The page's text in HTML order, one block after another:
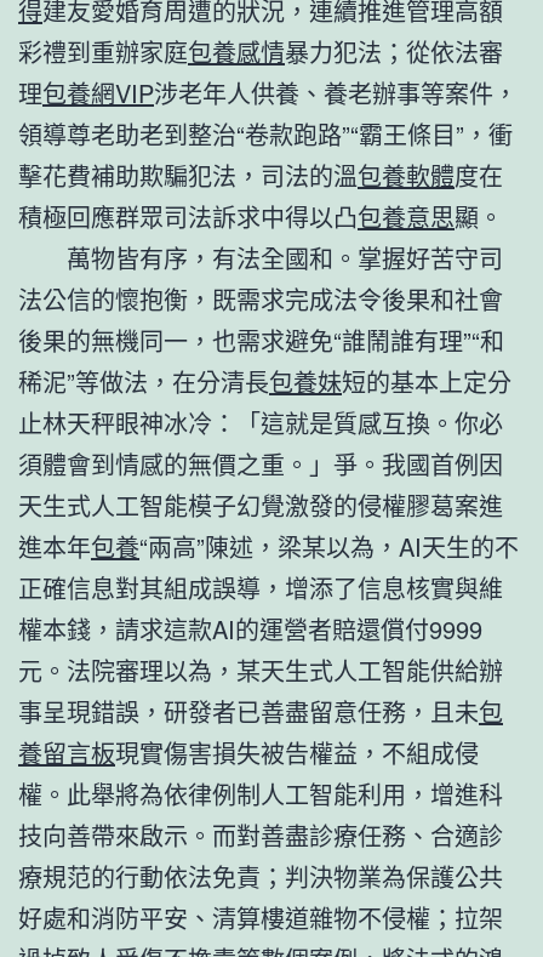
得建友愛婚育周遭的狀況，連續推進管理高額
彩禮到重辦家庭包養感情暴力犯法；從依法審
理包養網VIP涉老年人供養、養老辦事等案件，
領導尊老助老到整治“卷款跑路”“霸王條目”，衝
擊花費補助欺騙犯法，司法的溫包養軟體度在
積極回應群眾司法訴求中得以凸包養意思顯。
萬物皆有序，有法全國和。掌握好苦守司
法公信的懷抱衡，既需求完成法令後果和社會
後果的無機同一，也需求避免“誰鬧誰有理”“和
稀泥”等做法，在分清長包養妹短的基本上定分
止林天秤眼神冰冷：「這就是質感互換。你必
須體會到情感的無價之重。」爭。我國首例因
天生式人工智能模子幻覺激發的侵權膠葛案進
進本年包養“兩高”陳述，梁某以為，AI天生的不
正確信息對其組成誤導，增添了信息核實與維
權本錢，請求這款AI的運營者賠還償付9999
元。法院審理以為，某天生式人工智能供給辦
事呈現錯誤，研發者已善盡留意任務，且未包
養留言板現實傷害損失被告權益，不組成侵
權。此舉將為依律例制人工智能利用，增進科
技向善帶來啟示。而對善盡診療任務、合適診
療規范的行動依法免責；判決物業為保護公共
好處和消防平安、清算樓道雜物不侵權；拉架